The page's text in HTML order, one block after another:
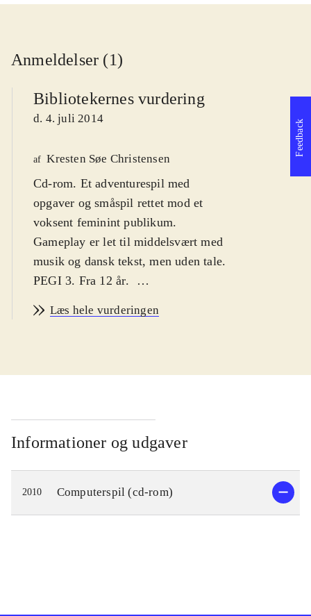
Anmeldelser (1)
Bibliotekernes vurdering
d. 4. juli 2014
af Kresten Søe Christensen
Cd-rom. Et adventurespil med
opgaver og småspil rettet mod et
voksent feminint publikum.
Gameplay er let til middelsvært med
musik og dansk tekst, men uden tale.
PEGI 3. Fra 12 år.
midaldrende Mary genoplever de
på mystisk vis dukker op i postkassen
De ukendte kærlighedsbreve fra John
spredes nu i hele huset af et vindstød,
og efterhånden som det lykkedes
Mary at finde dem, genoplever hun
kærligheden og det første ægteskab
med John, der for mange år siden
Læs hele vurderingen
Informationer og udgaver
2010 Computerspil (cd-rom)
Feedback